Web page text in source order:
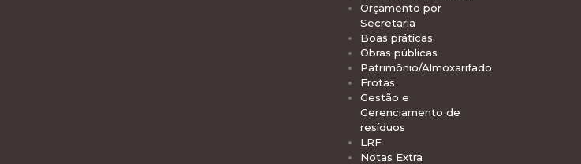
Orçamento por
Secretaria
Boas práticas
Obras públicas
Patrimônio/Almoxarifado
Frotas
Gestão e
Gerenciamento de
resíduos
LRF
Notas Extra